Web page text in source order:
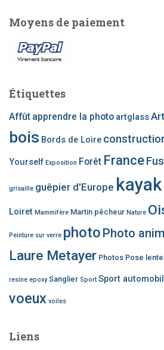
:Moyens de paiement
Étiquettes
Affût apprendre la photo artglass
bois Bords de Loire
Yourself Exposition Forêt France
grisaille guêpier d'Europe kayak
Loiret Mammifère Martin pêcheur Nature
Peinture sur verre photo Photo
Laure Metayer Photos Pose lente
resine epoxy Sanglier Sport Sport
voeux voiles
Liens